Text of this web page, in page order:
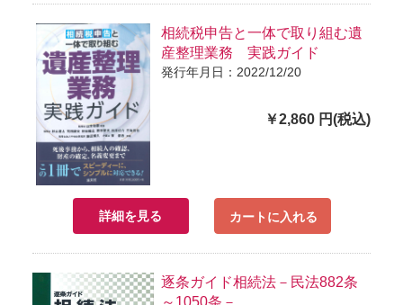
相続税申告と一体で取り組む遺
産整理業務 実践ガイド
発行年月日：2022/12/20
￥2,860 円(税込)
詳細を見る カートに入れる
逐条ガイド相続法－民法882条